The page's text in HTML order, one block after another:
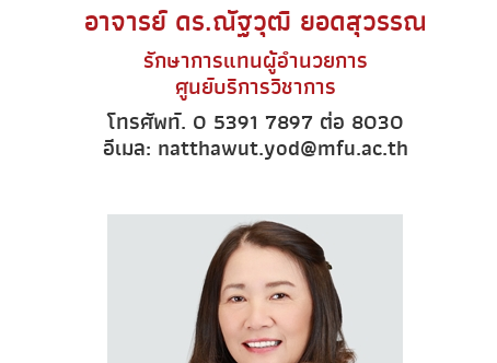
อาจารย์ ดร.ณัฐวุฒิ ยอดสุวรรณ
รักษาการแทนผู้อำนวยการ
ศูนย์บริการวิชาการ
โทรศัพท์. 0 5391 7897 ต่อ 8030
อีเมล: natthawut.yod@mfu.ac.th